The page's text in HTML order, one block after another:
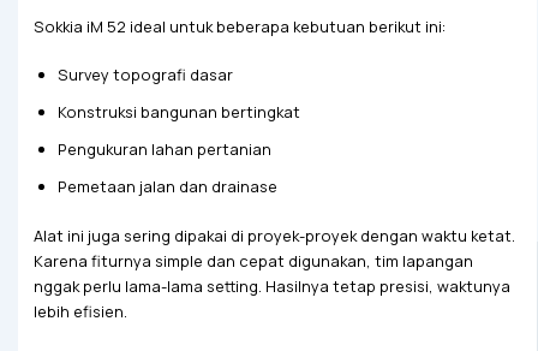
Sokkia iM 52 ideal untuk beberapa kebutuan berikut ini:
Survey topografi dasar
Konstruksi bangunan bertingkat
Pengukuran lahan pertanian
Pemetaan jalan dan drainase
Alat ini juga sering dipakai di proyek-proyek dengan waktu ketat.
Karena fiturnya simple dan cepat digunakan, tim lapangan
nggak perlu lama-lama setting. Hasilnya tetap presisi, waktunya
lebih efisien.